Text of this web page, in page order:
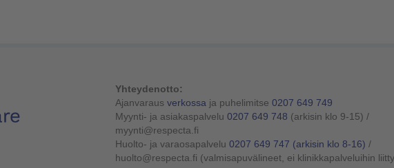
Yhteydenotto:
Ajanvaraus verkossa ja puhelimitse 0207 649 749
Myynti- ja asiakaspalvelu 0207 649 748 (arkisin klo 9-15) /
myynti@respecta.fi
Huolto- ja varaosapalvelu 0207 649 747 (arkisin klo 8-16) /
huolto@respecta.fi (valmisapuvälineet, ei klinikkapalveluihin